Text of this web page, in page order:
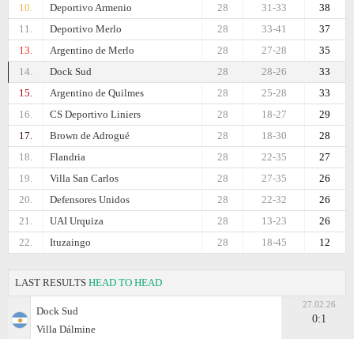
10.
Deportivo Armenio 38
31-33
28
11.
Deportivo Merlo 37
33-41
28
13.
Argentino de Merlo 35
27-28
28
14.
Dock Sud 33
28-26
28
15.
Argentino de Quilmes 33
25-28
28
16.
CS Deportivo Liniers 29
18-27
28
17.
Brown de Adrogué 28
18-30
28
18.
Flandria 27
22-35
28
19.
Villa San Carlos 26
27-35
28
20.
Defensores Unidos 26
22-32
28
21.
UAI Urquiza 26
13-23
28
22.
Ituzaingo 12
18-45
28
LAST RESULTS HEAD TO HEAD
Dock Sud
Villa Dálmine
27.02.26
0:1